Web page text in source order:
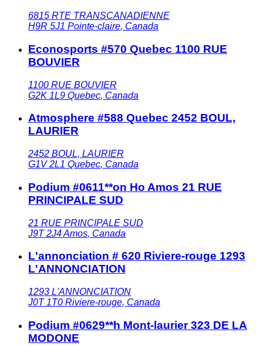
6815 RTE TRANSCANADIENNE
H9R 5J1 Pointe-claire, Canada
Econosports #570 Quebec 1100 RUE
BOUVIER
1100 RUE BOUVIER
G2K 1L9 Quebec, Canada
Atmosphere #588 Quebec 2452 BOUL,
LAURIER
2452 BOUL, LAURIER
G1V 2L1 Quebec, Canada
Podium #0611**on Ho Amos 21 RUE
PRINCIPALE SUD
21 RUE PRINCIPALE SUD
J9T 2J4Amos, Canada
L'annonciation # 620 Riviere-rouge 1293
L'ANNONCIATION
1293 L'ANNONCIATION
J0T 1T0 Riviere-rouge, Canada
Podium #0629**h Mont-laurier 323 DE LA
MODONE